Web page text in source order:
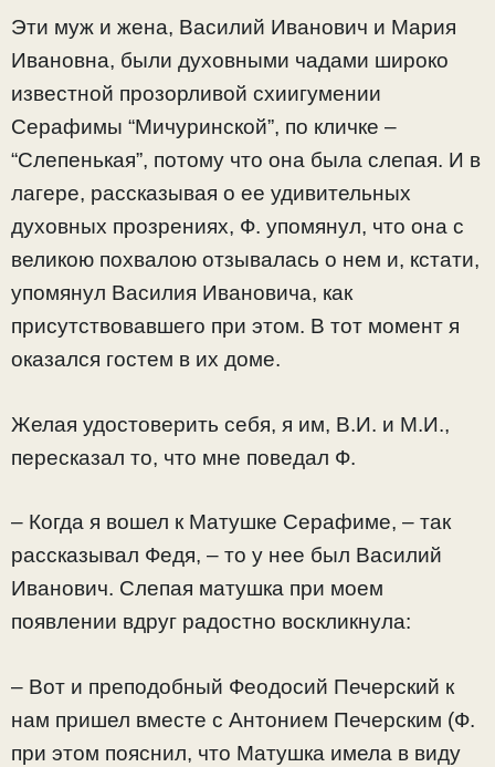
Эти муж и жена, Василий Иванович и Мария
Ивановна, были духовными чадами широко
известной прозорливой схиигумении
Серафимы “Мичуринской”, по кличке –
“Слепенькая”, потому что она была слепая. И в
лагере, рассказывая о ее удивительных
духовных прозрениях, Ф. упомянул, что она с
великою похвалою отзывалась о нем и, кстати,
упомянул Василия Ивановича, как
присутствовавшего при этом. В тот момент я
оказался гостем в их доме.
Желая удостоверить себя, я им, В.И. и М.И.,
пересказал то, что мне поведал Ф.
– Когда я вошел к Матушке Серафиме, – так
рассказывал Федя, – то у нее был Василий
Иванович. Слепая матушка при моем
появлении вдруг радостно воскликнула:
– Вот и преподобный Феодосий Печерский к
нам пришел вместе с Антонием Печерским (Ф.
при этом пояснил, что Матушка имела в виду